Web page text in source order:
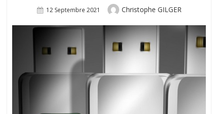
Posted
12 Septembre 2021 Author
Christophe GILGER